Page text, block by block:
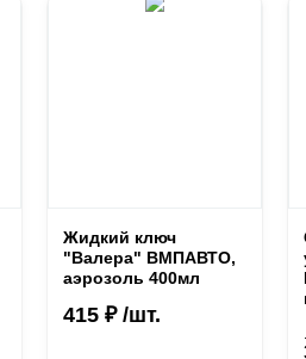
Жидкий ключ
"Валера" ВМПАВТО,
аэрозоль 400мл
415 ₽ /шт.
.